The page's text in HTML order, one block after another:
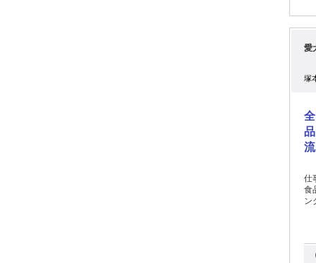
愛
塚
全
仕事内容: 人気ペットフ
食
ン
する
少